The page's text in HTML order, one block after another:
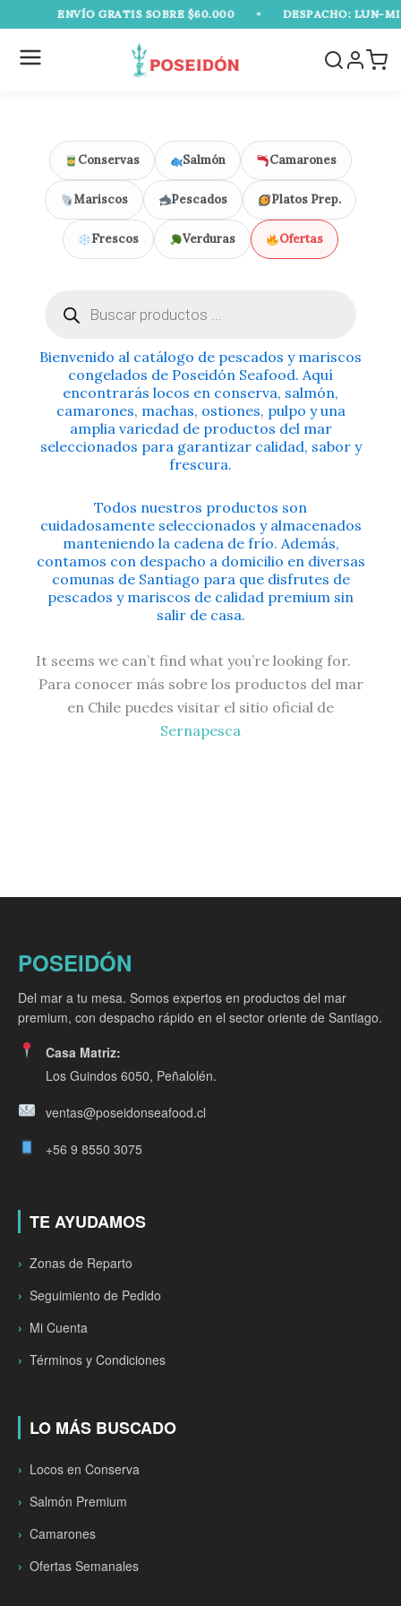
al
contenido
ENVÍO GRATIS SOBRE $60.000 DESPACHO: LUN-
Conservas Salmón Camarones
Mariscos Pescados Platos Prep.
Frescos Verduras Ofertas
productos
Bienvenido al catálogo de pescados y mariscos
congelados de Poseidón Seafood. Aquí
encontrarás locos en conserva, salmón,
camarones, machas, ostiones, pulpo y una
amplia variedad de productos del mar
seleccionados para garantizar calidad, sabor y
frescura.
Todos nuestros productos son
cuidadosamente seleccionados y almacenados
manteniendo la cadena de frío. Además,
contamos con despacho a domicilio en diversas
comunas de Santiago para que disfrutes de
pescados y mariscos de calidad premium sin
salir de casa.
It seems we can’t find what you’re looking for.
Para conocer más sobre los productos del mar
en Chile puedes visitar el sitio oficial de
Sernapesca
POSEIDÓN
Del mar a tu mesa. Somos expertos en productos del mar
premium, con despacho rápido en el sector oriente de Santiago.
Casa Matriz:
Los Guindos 6050, Peñalolén.
ventas@poseidonseafood.cl
+56 9 8550 3075
TE AYUDAMOS
Zonas de Reparto
Seguimiento de Pedido
Mi Cuenta
Términos y Condiciones
LO MÁS BUSCADO
Locos en Conserva
Salmón Premium
Camarones
Ofertas Semanales